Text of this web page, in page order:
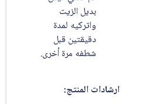
بديل الزيت
واتركيه لمدة
دقيقتين قبل
شطفه مرة أخرى.
ارشادات المنتج: